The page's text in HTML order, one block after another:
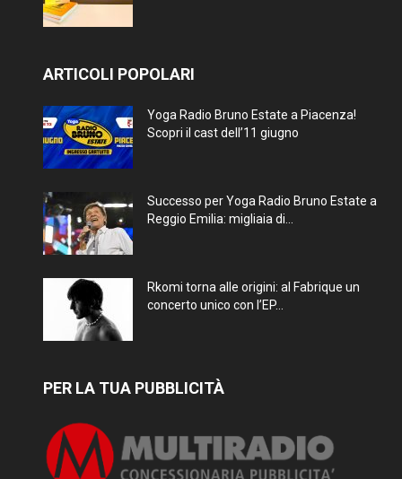
ARTICOLI POPOLARI
Yoga Radio Bruno Estate a Piacenza!
Scopri il cast dell’11 giugno
Successo per Yoga Radio Bruno Estate a
Reggio Emilia: migliaia di...
Rkomi torna alle origini: al Fabrique un
concerto unico con l’EP...
PER LA TUA PUBBLICITÀ